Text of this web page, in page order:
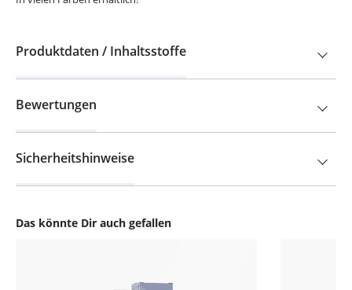
Das könnte Dir auch gefallen
Produktdaten / Inhaltsstoffe
Bewertungen
Sicherheitshinweise